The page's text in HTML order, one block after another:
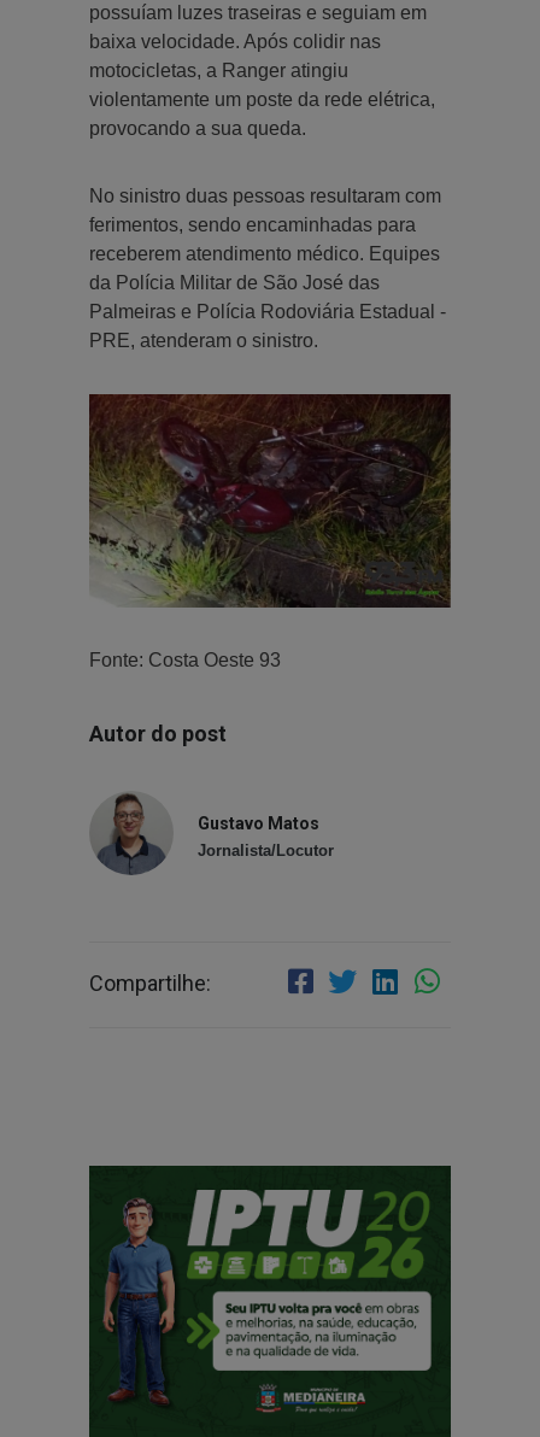
possuíam luzes traseiras e seguiam em
baixa velocidade. Após colidir nas
motocicletas, a Ranger atingiu
violentamente um poste da rede elétrica,
provocando a sua queda.
No sinistro duas pessoas resultaram com
ferimentos, sendo encaminhadas para
receberem atendimento médico. Equipes
da Polícia Militar de São José das
Palmeiras e Polícia Rodoviária Estadual -
PRE, atenderam o sinistro.
Fonte: Costa Oeste 93
Autor do post
Gustavo Matos
Jornalista/Locutor
Compartilhe: